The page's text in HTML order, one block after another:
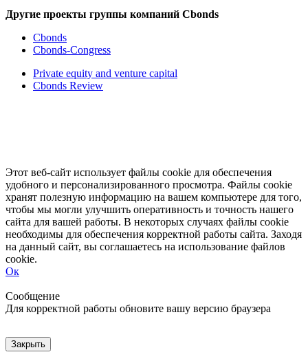
Другие проекты группы компаний Cbonds
Cbonds
Cbonds-Congress
Private equity and venture capital
Cbonds Review
Этот веб-сайт использует файлы cookie для обеспечения
удобного и персонализированного просмотра. Файлы cookie
хранят полезную информацию на вашем компьютере для того,
чтобы мы могли улучшить оперативность и точность нашего
сайта для вашей работы. В некоторых случаях файлы cookie
необходимы для обеспечения корректной работы сайта. Заходя
на данный сайт, вы соглашаетесь на использование файлов
cookie.
Ок
Сообщение
Для корректной работы обновите вашу версию браузера
Закрыть